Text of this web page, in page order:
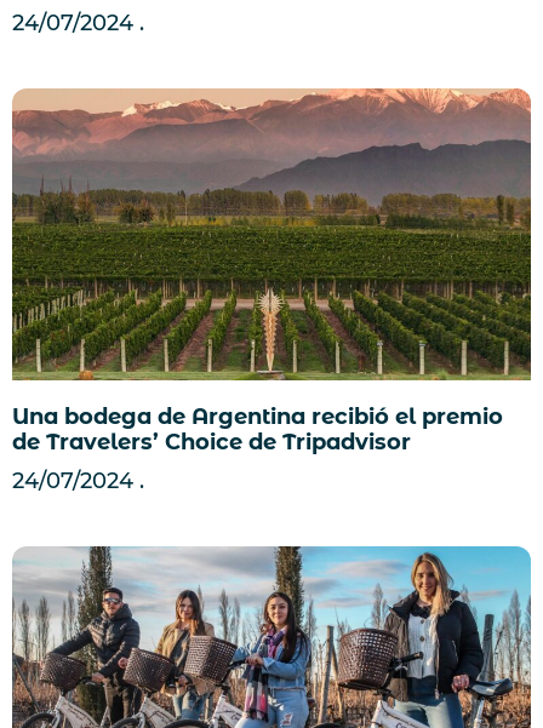
24/07/2024
Una bodega de Argentina recibió el premio
de Travelers’ Choice de Tripadvisor
24/07/2024